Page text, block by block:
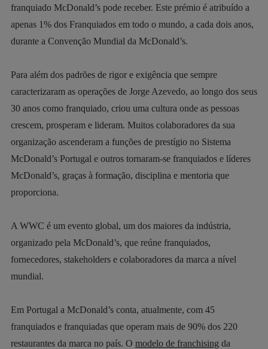
franquiado McDonald’s pode receber. Este prémio é atribuído a
apenas 1% dos Franquiados em todo o mundo, a cada dois anos,
durante a Convenção Mundial da McDonald’s.
Para além dos padrões de rigor e exigência que sempre
caracterizaram as operações de Jorge Azevedo, ao longo dos seus
30 anos como franquiado, criou uma cultura onde as pessoas
crescem, prosperam e lideram. Muitos colaboradores da sua
organização ascenderam a funções de prestígio no Sistema
McDonald’s Portugal e outros tornaram-se franquiados e líderes
McDonald’s, graças à formação, disciplina e mentoria que
proporciona.
A WWC é um evento global, um dos maiores da indústria,
organizado pela McDonald’s, que reúne franquiados,
fornecedores, stakeholders e colaboradores da marca a nível
mundial.
Em Portugal a McDonald’s conta, atualmente, com 45
franquiados e franquiadas que operam mais de 90% dos 220
restaurantes da marca no país. O modelo de franchising da